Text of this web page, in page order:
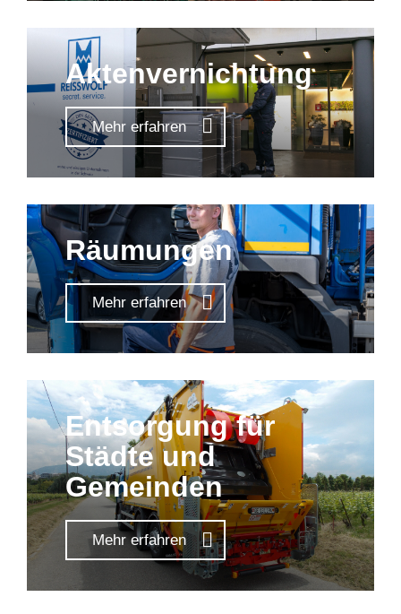
Aktenvernichtung
Mehr erfahren
Räumungen
Mehr erfahren
Entsorgung für
Städte und
Gemeinden
Mehr erfahren